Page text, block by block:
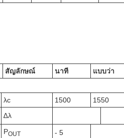
สัญลักษณ์ นาที
แบบว่า
λc 1500 1550
∆λ
POUT
- 5